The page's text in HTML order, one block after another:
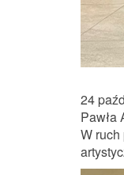
24
Pawła
W